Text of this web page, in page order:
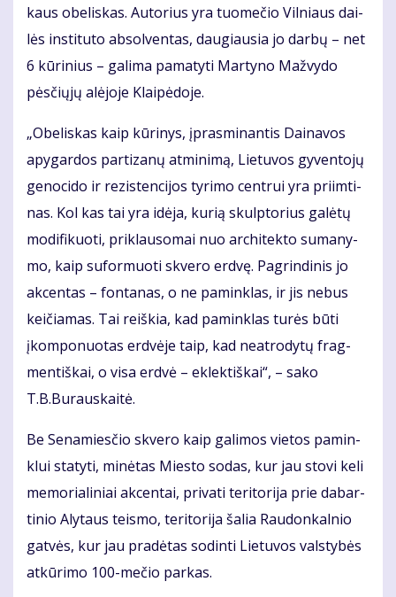
kaus obe­lis­kas. Au­to­rius yra tuo­me­čio Vil­niaus dai­
lės ins­ti­tu­to ab­sol­ven­tas, dau­giau­sia jo dar­bų – net
6 kū­ri­nius – ga­li­ma pa­ma­ty­ti Mar­ty­no Maž­vy­do
pės­čių­jų alė­jo­je Klai­pė­do­je.
„Obe­lis­kas kaip kū­ri­nys, įpras­mi­nan­tis Dai­na­vos
apy­gar­dos par­ti­za­nų at­mi­ni­mą, Lie­tu­vos gy­ven­to­jų
ge­no­ci­do ir re­zis­ten­ci­jos ty­ri­mo cen­trui yra pri­im­ti­
nas. Kol kas tai yra idė­ja, ku­rią skulp­to­rius ga­lė­tų
mo­di­fi­kuo­ti, pri­klau­so­mai nuo ar­chi­tek­to su­ma­ny­
mo, kaip su­for­muo­ti skve­ro erd­vę. Pa­grin­di­nis jo
ak­cen­tas – fon­ta­nas, o ne pa­min­klas, ir jis ne­bus
kei­čia­mas. Tai reiš­kia, kad pa­min­klas tu­rės bū­ti
įkom­po­nuo­tas erd­vė­je taip, kad ne­at­ro­dy­tų frag­
men­tiš­kai, o vi­sa erd­vė – ek­lek­tiš­kai“, – sa­ko
T.B.Bu­raus­kai­tė.
Be Se­na­mies­čio skve­ro kaip ga­li­mos vie­tos pa­min­
klui sta­ty­ti, mi­nė­tas Mies­to so­das, kur jau sto­vi ke­li
me­mo­ria­li­niai ak­cen­tai, pri­va­ti te­ri­to­ri­ja prie da­bar­
ti­nio Aly­taus teis­mo, te­ri­to­ri­ja ša­lia Rau­don­kal­nio
gat­vės, kur jau pra­dė­tas so­din­ti Lie­tu­vos vals­ty­bės
at­kū­ri­mo 100-me­čio par­kas.